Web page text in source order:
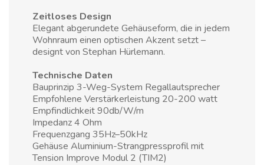
Zeitloses Design
Elegant abgerundete Gehäuseform, die in jedem
Wohnraum einen optischen Akzent setzt –
designt von Stephan Hürlemann.
Technische Daten
Bauprinzip 3-Weg-System Regallautsprecher
Empfohlene Verstärkerleistung 20-200 watt
Empfindlichkeit 90db/W/m
Impedanz 4 Ohm
Frequenzgang 35Hz–50kHz
Gehäuse Aluminium-Strangpressprofil mit
Tension Improve Modul 2 (TIM2)